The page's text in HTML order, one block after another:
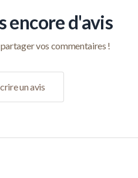
encore d'avis
vos commentaires !
un avis